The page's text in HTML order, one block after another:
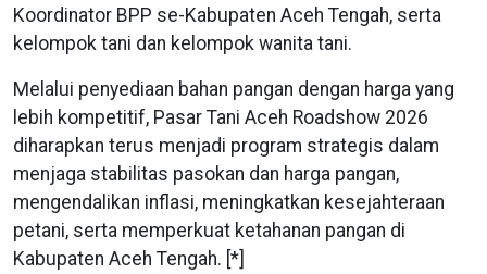
Koordinator BPP se-Kabupaten Aceh Tengah, serta
kelompok tani dan kelompok wanita tani.
Melalui penyediaan bahan pangan dengan harga yang
lebih kompetitif, Pasar Tani Aceh Roadshow 2026
diharapkan terus menjadi program strategis dalam
menjaga stabilitas pasokan dan harga pangan,
mengendalikan inflasi, meningkatkan kesejahteraan
petani, serta memperkuat ketahanan pangan di
Kabupaten Aceh Tengah. [*]